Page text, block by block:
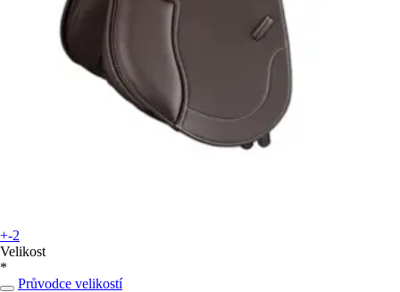
+-2
Velikost
*
Průvodce velikostí